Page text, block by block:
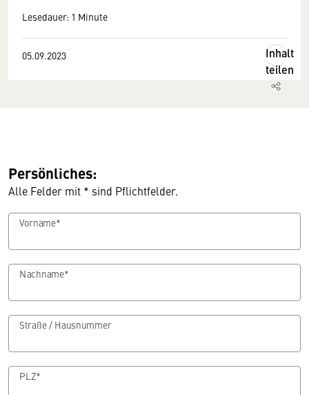
Lesedauer: 1 Minute
05.09.2023
Inhalt
teilen
Persönliches:
Alle Felder mit * sind Pflichtfelder.
Vorname*
Nachname*
Straße / Hausnummer
PLZ*